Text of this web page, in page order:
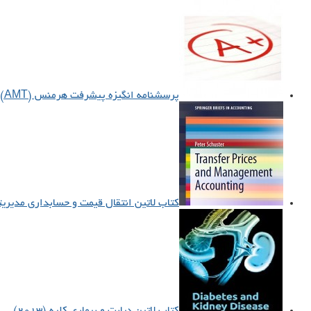
پرسشنامه انگیزه پیشرفت هرمنس (AMT)
کتاب لاتین انتقال قیمت و حسابداری مدیریتی